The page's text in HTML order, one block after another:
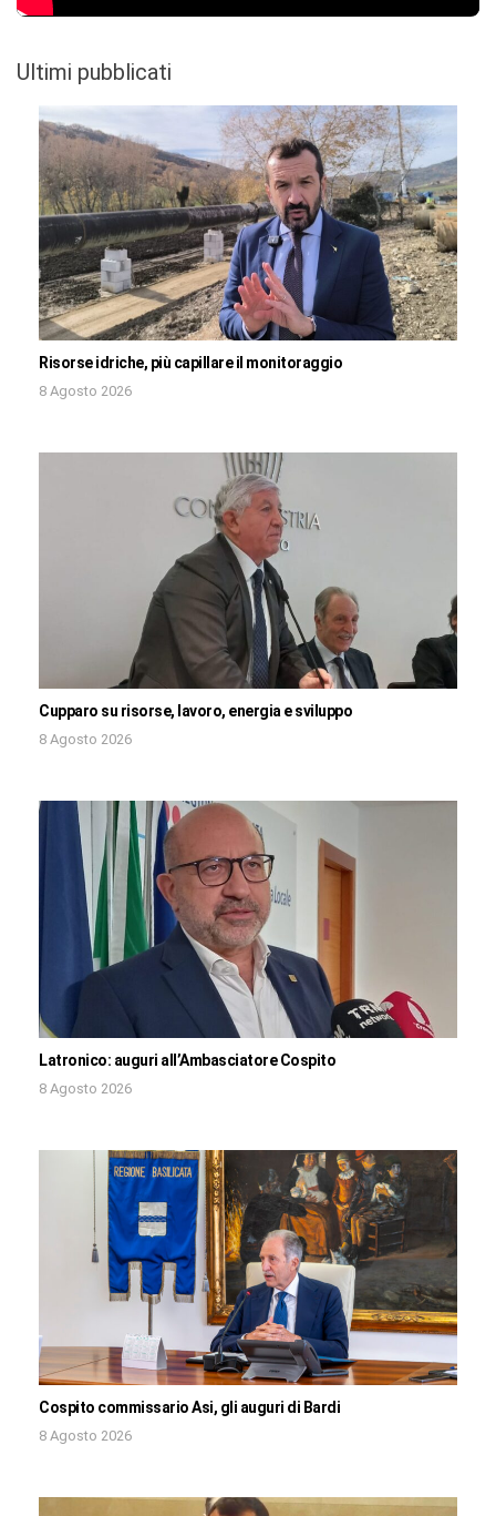
Ultimi pubblicati
Risorse idriche, più capillare il monitoraggio
8 Agosto 2026
Cupparo su risorse, lavoro, energia e sviluppo
8 Agosto 2026
Latronico: auguri all’Ambasciatore Cospito
8 Agosto 2026
Cospito commissario Asi, gli auguri di Bardi
8 Agosto 2026